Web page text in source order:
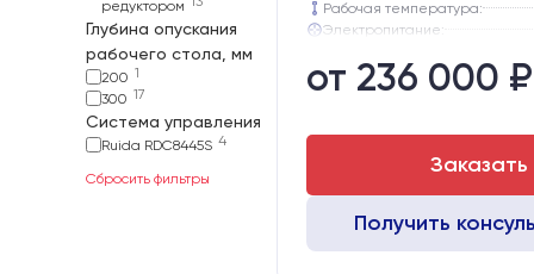
редуктором
Глубина опускания
рабочего стола, мм
200 1
300 17
Система управления
Ruida RDC8445S 4
Сбросить фильтры
Рабочая температура:
Электропитание:
Глубина опускания рабочего
Направляющие оси Y:
от 236 000 ₽
Заказать
Получить